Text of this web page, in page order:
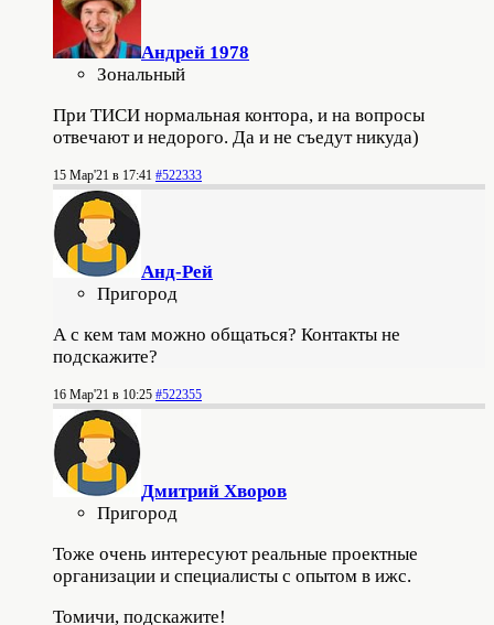
Андрей 1978
Зональный
При ТИСИ нормальная контора, и на вопросы
отвечают и недорого. Да и не съедут никуда)
15 Мар'21 в 17:41 #522333
Анд-Рей
Пригород
А с кем там можно общаться? Контакты не
подскажите?
16 Мар'21 в 10:25 #522355
Дмитрий Хворов
Пригород
Тоже очень интересуют реальные проектные
организации и специалисты с опытом в ижс.
Томичи, подскажите!